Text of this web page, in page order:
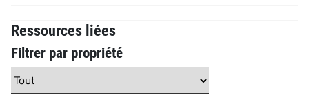
Ressources liées
Filtrer par propriété